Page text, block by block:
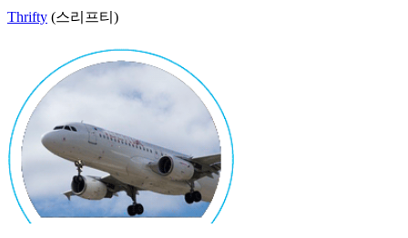
Thrifty (스리프티)